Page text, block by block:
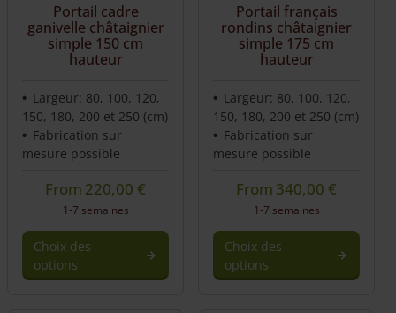
choisies
sur
du
produit
choisies
du
produit
Portail cadre
ganivelle châtaignier
simple 150 cm
hauteur
Largeur: 80, 100, 120,
150, 180, 200 et 250 (cm)
Fabrication sur
mesure possible
From 220,00€
1-7 semaines
Choix des
options
Portail français
rondins châtaignier
simple 175 cm
hauteur
Largeur: 80, 100, 120,
150, 180, 200 et 250 (cm)
Fabrication sur
mesure possible
From 340,00€
1-7 semaines
Choix des
options